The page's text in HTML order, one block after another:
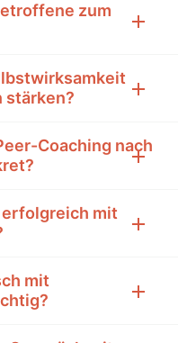
zum
stärken?
Coaching nach
mit
mit